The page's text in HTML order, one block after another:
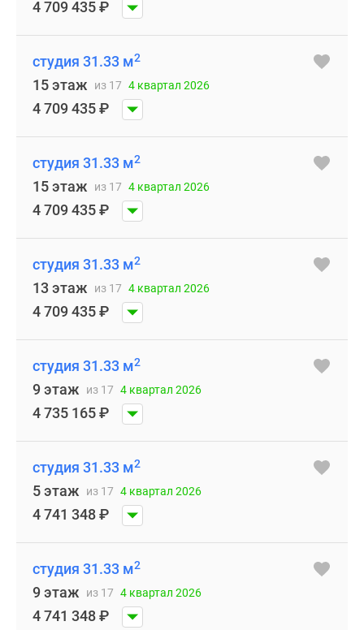
4 709 435₽
студия 31.33 м2
15 этаж из 17 4 квартал 2026
4 709 435₽
студия 31.33 м2
15 этаж из 17 4 квартал 2026
4 709 435₽
студия 31.33 м2
13 этаж из 17 4 квартал 2026
4 709 435₽
студия 31.33 м2
9 этаж из 17 4 квартал 2026
4 735 165₽
студия 31.33 м2
5 этаж из 17 4 квартал 2026
4 741 348₽
студия 31.33 м2
9 этаж из 17 4 квартал 2026
4 741 348₽